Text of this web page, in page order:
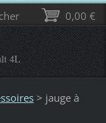
4L
> jauge à
0,00 €